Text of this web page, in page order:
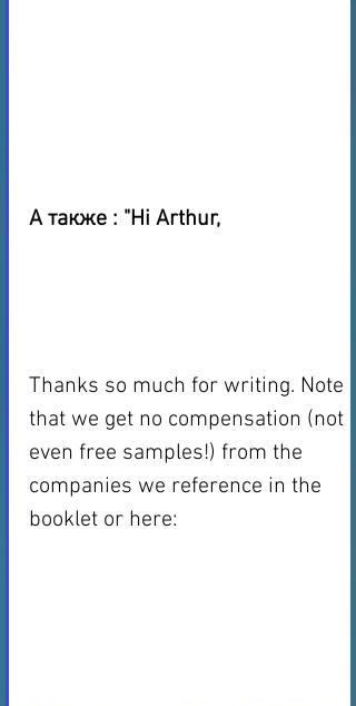
А также : "Hi Arthur,
Thanks so much for writing. Note
that we get no compensation (not
even free samples!) from the
companies we reference in the
booklet or here: